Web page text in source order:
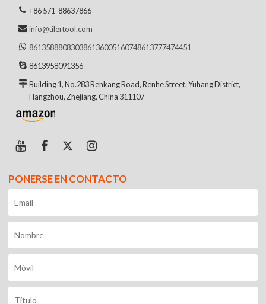
+86 571-88637866
info@tilertool.com
861358880830386136005160748613777474451
8613958091356
Building 1, No.283 Renkang Road, Renhe Street, Yuhang District,
Hangzhou, Zhejiang, China 311107
PONERSE EN CONTACTO